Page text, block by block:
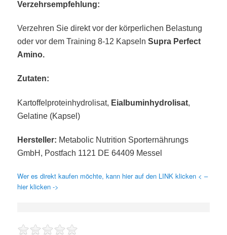
Verzehrsempfehlung:
Verzehren Sie direkt vor der körperlichen Belastung
oder vor dem Training 8-12 KapselnSupra Perfect
Amino.
Zutaten:
Kartoffelproteinhydrolisat, Eialbuminhydrolisat,
Gelatine (Kapsel)
Hersteller: Metabolic Nutrition Sporternährungs
GmbH, Postfach 1121 DE 64409 Messel
Wer es direkt kaufen möchte, kann hier auf den LINK klicken < –
hier klicken ->